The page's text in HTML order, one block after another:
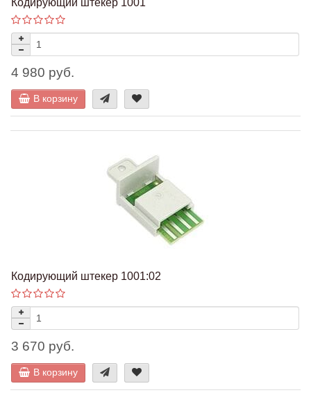
4 980 руб.
В корзину
Кодирующий штекер 1001:02
3 670 руб.
В корзину